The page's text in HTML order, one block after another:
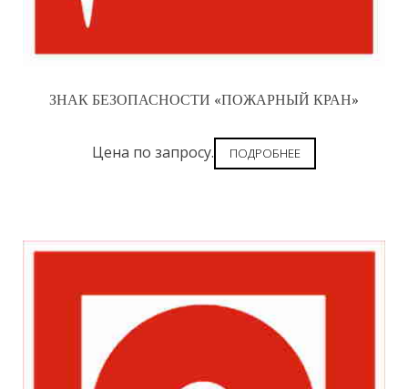
ЗНАК БЕЗОПАСНОСТИ «ПОЖАРНЫЙ КРАН»
Цена по запросу. ПОДРОБНЕЕ